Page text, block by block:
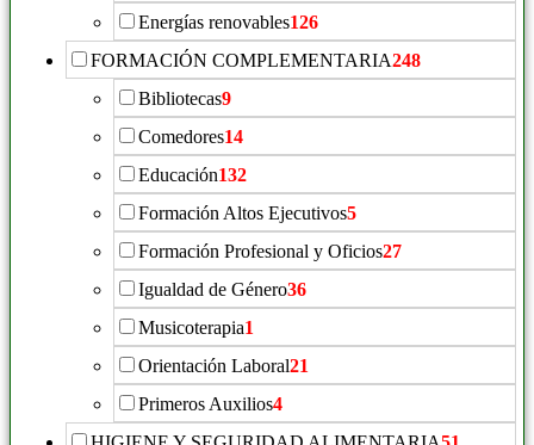
Energías renovables126
FORMACIÓN COMPLEMENTARIA248
Bibliotecas9
Comedores14
Educación132
Formación Altos Ejecutivos5
Formación Profesional y Oficios27
Igualdad de Género36
Musicoterapia1
Orientación Laboral21
Primeros Auxilios4